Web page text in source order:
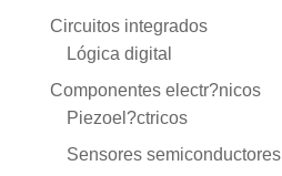
Circuitos integrados
Lógica digital
Componentes electr?nicos
Piezoel?ctricos
Sensores semiconductores